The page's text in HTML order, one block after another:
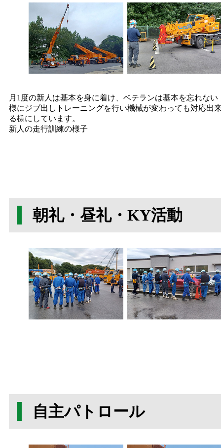
月1度の新人は基本を身に着け、ベテランは基本を忘れない
様にジブ出しトレーニングを行い機械が変わっても対応出
る様にしています。
新人の走行訓練の様子
朝礼・昼礼・KY活動
自主パトロール